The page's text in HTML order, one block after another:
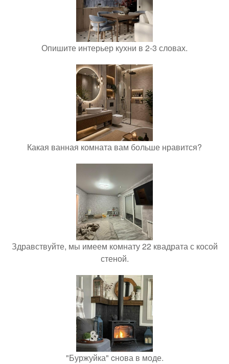
Опишите интерьер кухни в 2-3 словах.
Какая ванная комната вам больше нравится?
Здравствуйте, мы имеем комнату 22 квадрата с косой
стеной.
"Буржуйка" cнова в моде.